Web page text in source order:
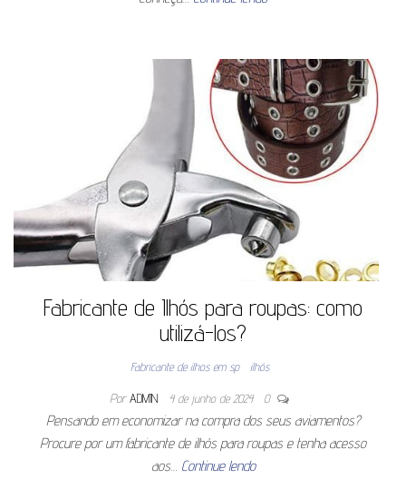
Fabricante de Ilhós para roupas: como
utilizá-los?
Fabricante de ilhos em sp ilhós
Por ADMIN 4 de junho de 2024 0
Pensando em economizar na compra dos seus aviamentos?
Procure por um fabricante de ilhós para roupas e tenha acesso
aos… Continue lendo